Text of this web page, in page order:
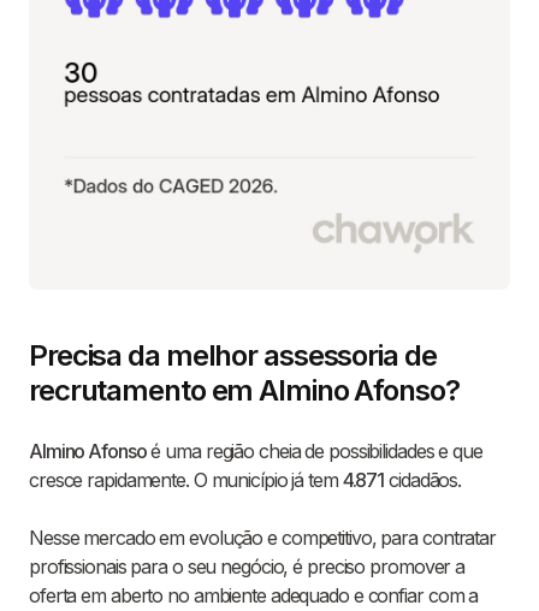
Precisa da melhor assessoria de
recrutamento em Almino Afonso?
Almino Afonsoé uma região cheia de possibilidades e que
cresce rapidamente. O município já tem 4.871 cidadãos.
Nesse mercado em evolução e competitivo, para contratar
profissionais para o seu negócio, é preciso promover a
oferta em aberto no ambiente adequado e confiar com a